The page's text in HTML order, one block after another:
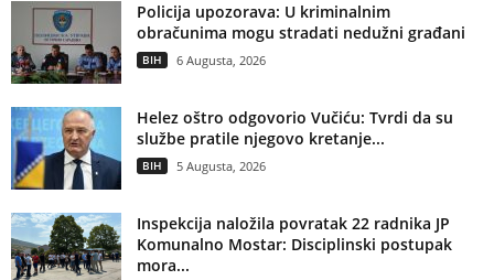
Policija upozorava: U kriminalnim
obračunima mogu stradati nedužni građani
BIH 6 Augusta, 2026
Helez oštro odgovorio Vučiću: Tvrdi da su
službe pratile njegovo kretanje...
BIH 5 Augusta, 2026
Inspekcija naložila povratak 22 radnika JP
Komunalno Mostar: Disciplinski postupak
mora...